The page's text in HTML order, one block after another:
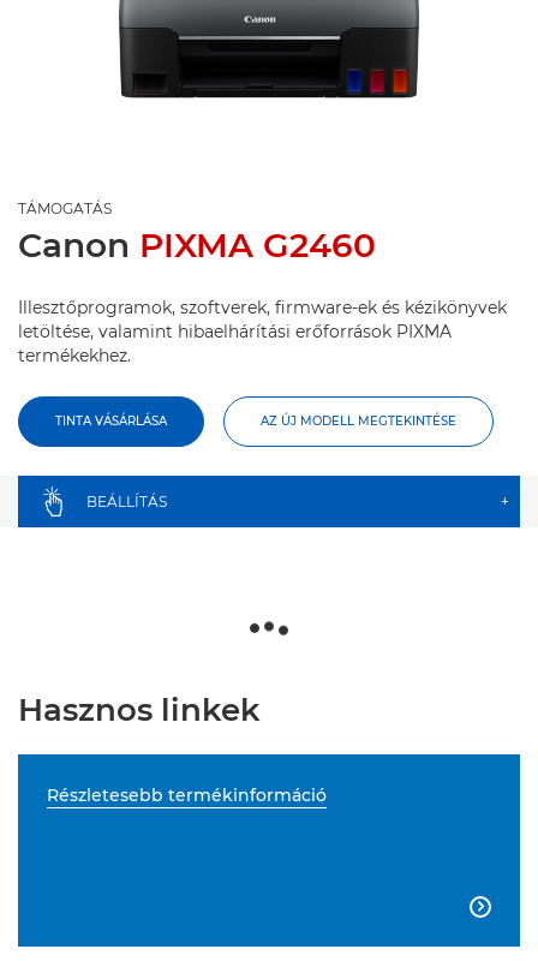
TÁMOGATÁS
Canon PIXMA G2460
Illesztőprogramok, szoftverek, firmware-ek és kézikönyvek
letöltése, valamint hibaelhárítási erőforrások PIXMA
termékekhez.
TINTA VÁSÁRLÁSA AZ ÚJ MODELL MEGTEKINTÉSE
BEÁLLÍTÁS +
Hasznos linkek
Részletesebb termékinformáció
